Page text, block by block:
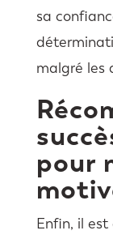
sa
malgré les
pour
Enfin, il